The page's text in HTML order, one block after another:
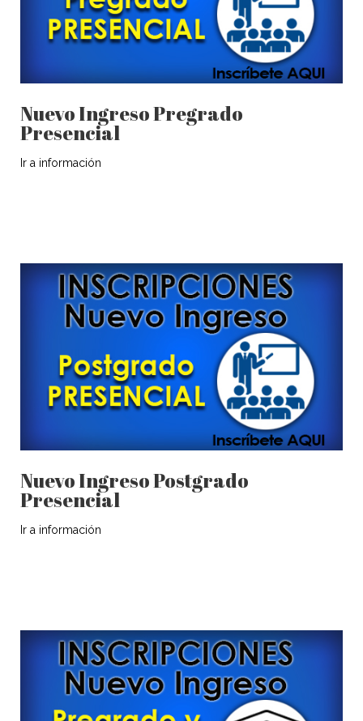
Nuevo Ingreso Pregrado
Presencial
Ir a información
Nuevo Ingreso Postgrado
Presencial
Ir a información